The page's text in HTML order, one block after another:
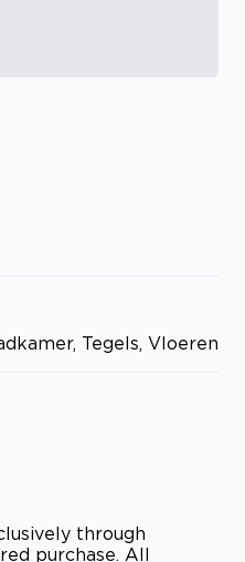
Tegels, Vloeren
through
purchase. All